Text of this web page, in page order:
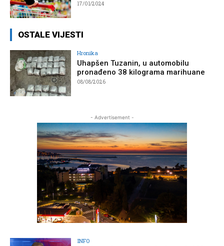
17/01/2024
OSTALE VIJESTI
Hronika
Uhapšen Tuzanin, u automobilu
pronađeno 38 kilograma marihuane
08/08/2026
- Advertisement -
INFO